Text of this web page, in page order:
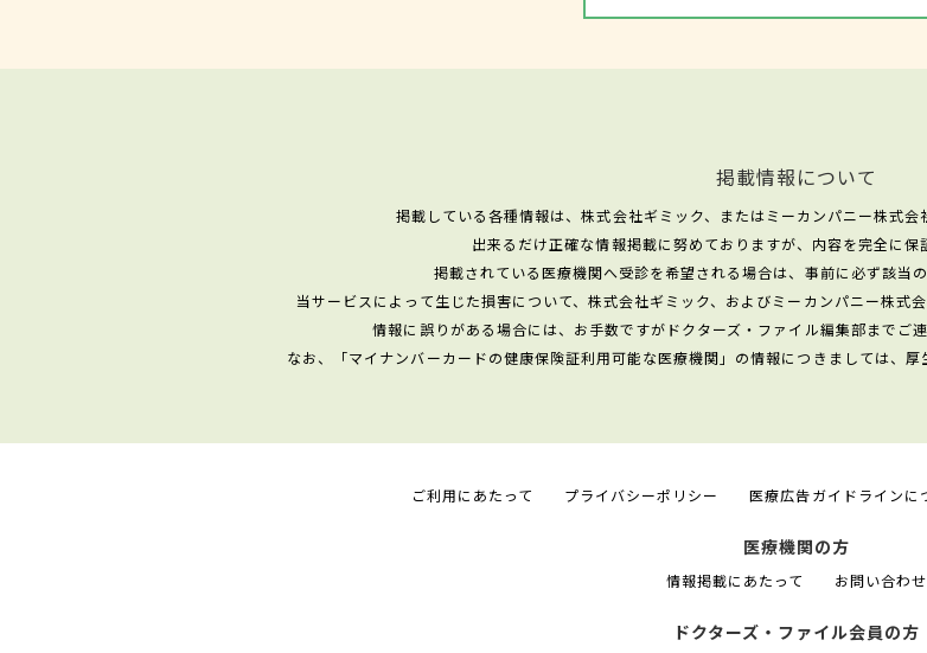
掲載情報について
掲載している各種情報は、株式会社ギミック、またはミーカンパニー株式会
出来るだけ正確な情報掲載に努めておりますが、内容を完全に保
掲載されている医療機関へ受診を希望される場合は、事前に必ず該当
当サービスによって生じた損害について、株式会社ギミック、およびミーカンパニー株式
情報に誤りがある場合には、お手数ですがドクターズ・ファイル編集部までご
なお、「マイナンバーカードの健康保険証利用可能な医療機関」の情報につきましては、厚
ご利用にあたって プライバシーポリシー 医療広告ガイドラインに
医療機関の方
情報掲載にあたって お問い合わせ
ドクターズ・ファイル会員の方